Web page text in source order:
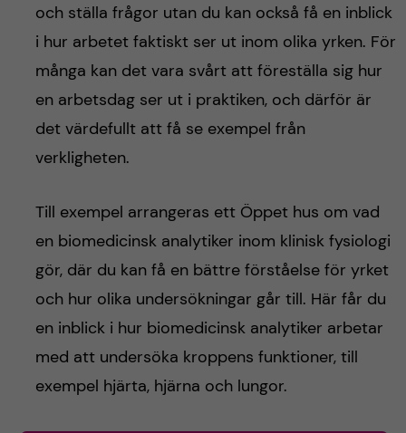
och ställa frågor utan du kan också få en inblick
i hur arbetet faktiskt ser ut inom olika yrken. För
många kan det vara svårt att föreställa sig hur
en arbetsdag ser ut i praktiken, och därför är
det värdefullt att få se exempel från
verkligheten.
Till exempel arrangeras ett Öppet hus om vad
en biomedicinsk analytiker inom klinisk fysiologi
gör, där du kan få en bättre förståelse för yrket
och hur olika undersökningar går till. Här får du
en inblick i hur biomedicinsk analytiker arbetar
med att undersöka kroppens funktioner, till
exempel hjärta, hjärna och lungor.